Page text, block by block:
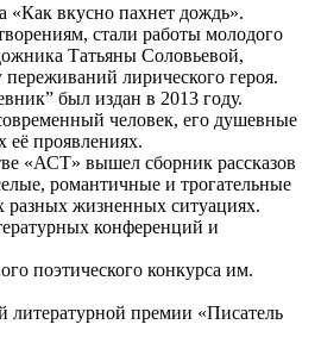
вкусно пахнет дождь».
стали работы молодого
Татьяны Соловьевой,
лирического героя.
был издан в 2013 году.
человек, его душевные
её проявлениях.
«АСТ» вышел сборник рассказов
романтичные и трогательные
разных жизненных ситуациях.
конференций и
поэтического конкурса им.
литературной премии «Писатель